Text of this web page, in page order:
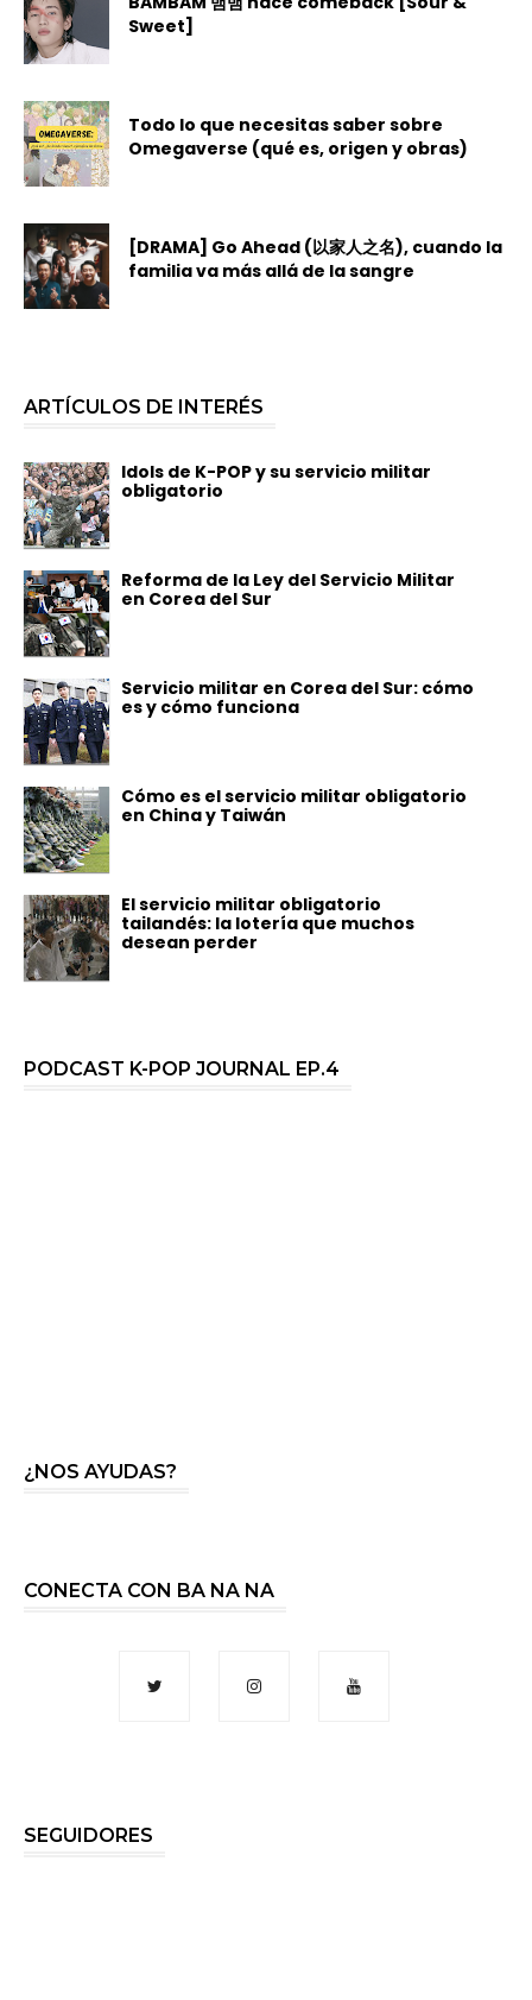
Sweet]
Todo lo que necesitas saber sobre
Omegaverse (qué es, origen y obras)
[DRAMA] Go Ahead (以家人之名), cuando la
familia va más allá de la sangre
ARTÍCULOS DE INTERÉS
Idols de K-POP y su servicio militar
obligatorio
Reforma de la Ley del Servicio Militar
en Corea del Sur
Servicio militar en Corea del Sur: cómo
es y cómo funciona
Cómo es el servicio militar obligatorio
en China y Taiwán
El servicio militar obligatorio
tailandés: la lotería que muchos
desean perder
PODCAST K-POP JOURNAL EP.4
¿NOS AYUDAS?
CONECTA CON BA NA NA
SEGUIDORES